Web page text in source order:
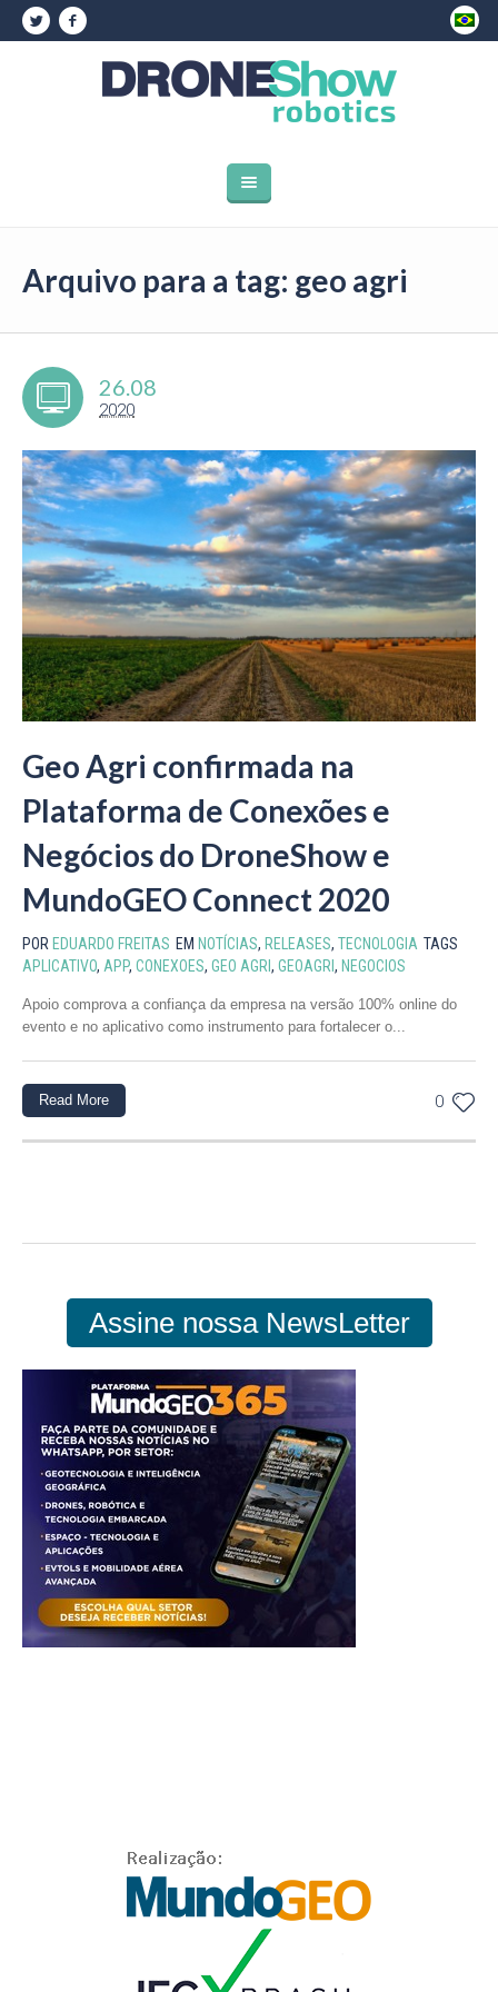
Arquivo para a tag: geo agri
26.08
2020
Geo Agri confirmada na
Plataforma de Conexões e
Negócios do DroneShow e
MundoGEO Connect 2020
POR EDUARDO FREITAS EM NOTÍCIAS, RELEASES, TECNOLOGIA TAGS
APLICATIVO, APP, CONEXOES, GEO AGRI, GEOAGRI, NEGOCIOS
Apoio comprova a confiança da empresa na versão 100% online do
evento e no aplicativo como instrumento para fortalecer o...
0
Read More
Assine nossa NewsLetter